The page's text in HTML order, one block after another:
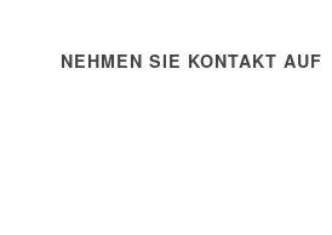
NEHMEN SIE KONTAKT AUF